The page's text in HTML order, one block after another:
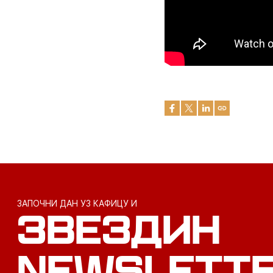
ЗАПОЧНИ ДАН УЗ КАФИЦУ И
ЗВЕЗДИН